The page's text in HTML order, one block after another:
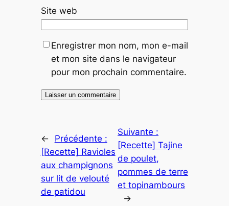
Site web
Enregistrer mon nom, mon e-mail
et mon site dans le navigateur
pour mon prochain commentaire.
←
Précédente :
[Recette] Ravioles
aux champignons
sur lit de velouté
de patidou
Suivante :
[Recette] Tajine
de poulet,
pommes de terre
et topinambours
→